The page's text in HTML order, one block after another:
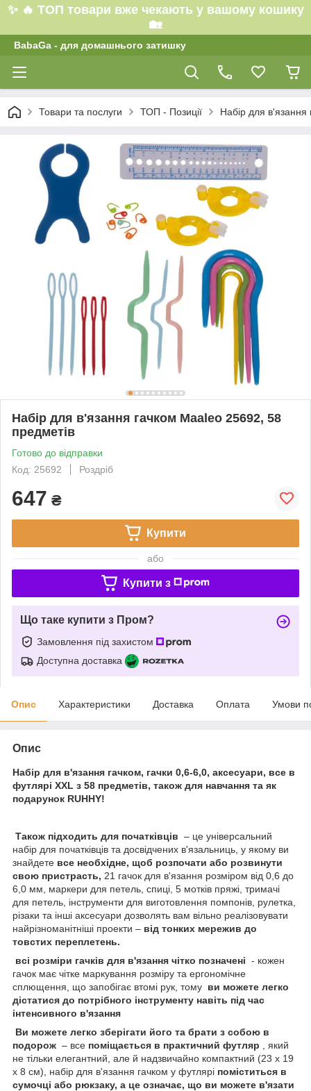
✨ 🔥 ТОП товари вже чекають у вашому кошику
🏡
BabaGa - для домашнього затишку
Товари та послуги ТОП - Позиції Набір для
Набір для в'язання гачком Maaleo 25692, 58
предметів
Готово до відправки
Код: 25692
Роздріб
647 ₴
Купити
або
Купити з
Що таке купити з Пром?
Замовлення під захистом
Доступна доставка
Опис Характеристики Доставка Оплата Умови
Опис
Набір для в'язання гачком, гачки 0,6-6,0, аксесуари, все в
футлярі XXL з 58 предметів, також для навчання та як
подарунок RUHHY!
Також підходить для початківців – це універсальний
набір для початківців та досвідчених в'язальниць, у якому ви
знайдете все необхідне, щоб розпочати або розвинути
свою пристрасть, 21 гачок для в'язання розміром від 0,6 до
6,0 мм, маркери для петель, спиці, 5 мотків пряжі, тримачі
для петель, інструменти для виготовлення помпонів, рулетка,
різаки та інші аксесуари дозволять вам вільно реалізовувати
найрізноманітніші проекти – від тонких мережив до
товстих переплетень.
всі розміри гачків для в'язання чітко позначені - кожен
гачок має чітке маркування розміру та ергономічне
сплющення, що запобігає втомі рук, тому ви можете легко
дістатися до потрібного інструменту навіть під час
інтенсивного в'язання
Ви можете легко зберігати його та брати з собою в
подорож – все поміщається в практичний футляр , який
не тільки елегантний, але й надзвичайно компактний (23 x 19
x 8 см), набір для в'язання гачком у футлярі поміститься в
сумочці або рюкзаку, а це означає, що ви можете в'язати